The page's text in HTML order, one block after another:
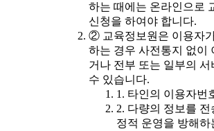
하는 때에는 온라인으로
신청을 하여야 합니다.
② 교육정보원은 이용자
하는 경우 사전통지 없이
거나 전부 또는 일부의
수 있습니다.
1. 타인의 이용자번
2. 다량의 정보를
정적 운영을 방해하